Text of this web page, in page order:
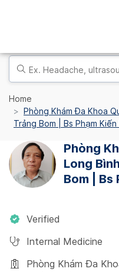
Home
Phòng Khám Đa Khoa
Trảng Bom | Bs Phạm Kiến
Phòng
Long
Bom | Bs
Verified
Internal Medicine
Phòng Khám Đa